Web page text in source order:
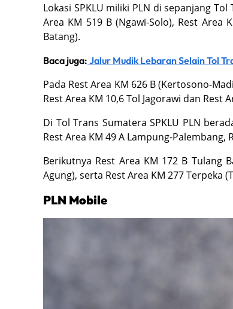
Lokasi SPKLU miliki PLN di sepanjang
Area KM 519 B (Ngawi-Solo), Rest Area
Batang).
Baca juga: Jalur Mudik Lebaran Selain Tol
Pada Rest Area KM 626 B (Kertosono-
Rest Area KM 10,6 Tol Jagorawi dan Rest
Di Tol Trans Sumatera SPKLU PLN
Rest Area KM 49 A Lampung-Palembang,
Berikutnya Rest Area KM 172 B Tulang
Agung), serta Rest Area KM 277 Terpeka
PLN Mobile